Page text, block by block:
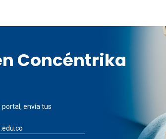
Concéntrika
envía tus